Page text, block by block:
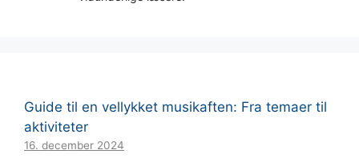
Guide til en vellykket musikaften: Fra temaer til
aktiviteter
16. december 2024